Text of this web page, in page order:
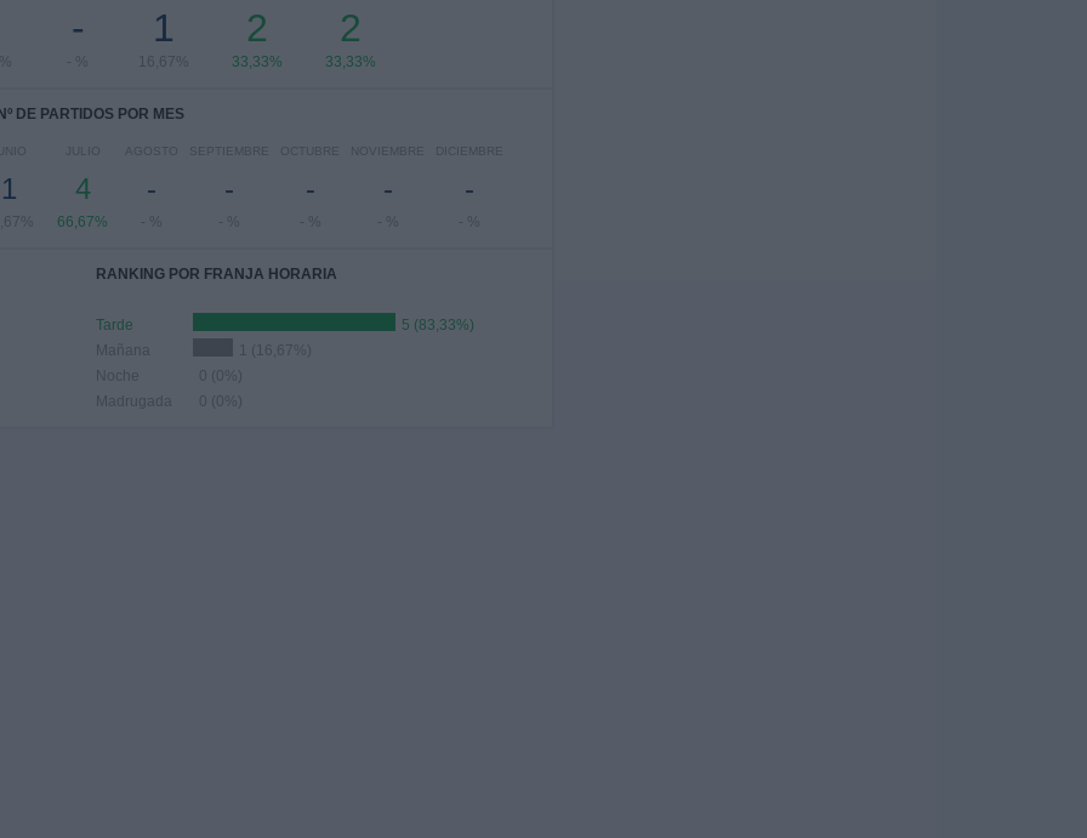
-
- %
1
16,67%
2
33,33%
2
33,33%
Nº DE PARTIDOS POR MES
1
JULIO
4
66,67%
AGOSTO
-
- %
SEPTIEMBRE
-
- %
OCTUBRE
-
- %
NOVIEMBRE
-
- %
DICIEMBRE
-
- %
RANKING POR FRANJA HORARIA
Tarde
5 (83,33%)
Mañana
1 (16,67%)
Noche
0 (0%)
Madrugada
0 (0%)